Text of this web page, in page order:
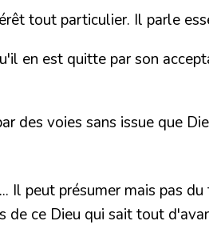
tout particulier. Il parle
en est quitte par son
des voies sans issue que
peut présumer mais pas
ce Dieu qui sait tout